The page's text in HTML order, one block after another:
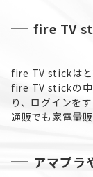
fire TV
fire TV stickはと
fire TV stickの
り、ログインを
通販でも家電量
アマプラ